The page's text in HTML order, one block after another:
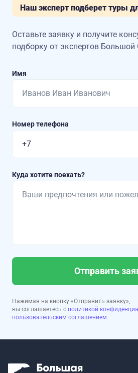
Наш эксперт подберет туры
Оставьте заявку и получите
подборку от экспертов
Имя
Номер телефона
Куда хотите поехать?
Отправить
Нажимая на кнопку «Отправить заявку»,
вы соглашаетесь с политикой
пользовательским соглашением